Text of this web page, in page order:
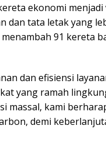
ekonomi menjadi
dan tata letak yang
91 kereta
dan efisiensi
yang ramah
massal, kami
demi